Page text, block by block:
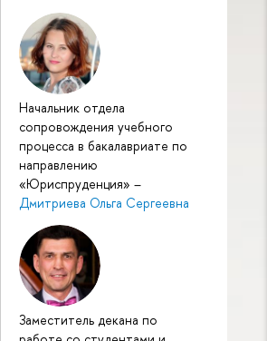
Начальник отдела
сопровождения учебного
процесса в бакалавриате по
направлению
«Юриспруденция» –
Дмитриева Ольга Сергеевна
Заместитель декана по